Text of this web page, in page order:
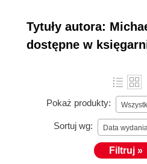
Tytuły autora:
dostępne w
Pokaż produkty:
Sortuj wg: Data
Filtruj »